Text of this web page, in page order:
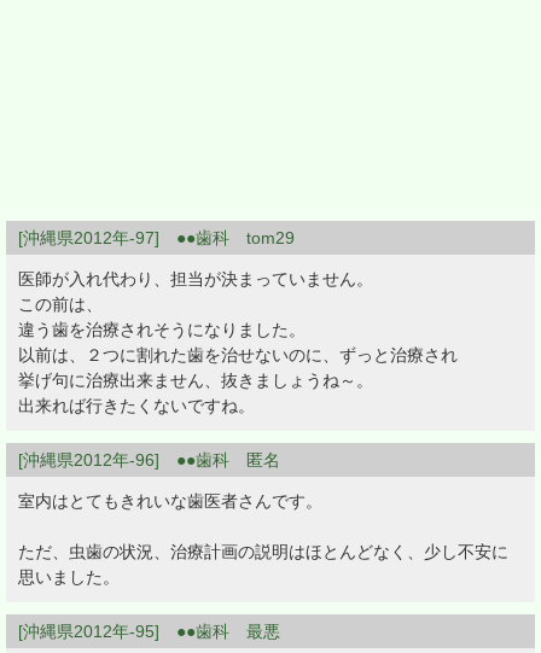
[沖縄県2012年-97] ●●歯科 tom29
医師が入れ代わり、担当が決まっていません。
この前は、
違う歯を治療されそうになりました。
以前は、２つに割れた歯を治せないのに、ずっと治療され
挙げ句に治療出来ません、抜きましょうね～。
出来れば行きたくないですね。
[沖縄県2012年-96] ●●歯科 匿名
室内はとてもきれいな歯医者さんです。
ただ、虫歯の状況、治療計画の説明はほとんどなく、少し不安に
思いました。
[沖縄県2012年-95] ●●歯科 最悪